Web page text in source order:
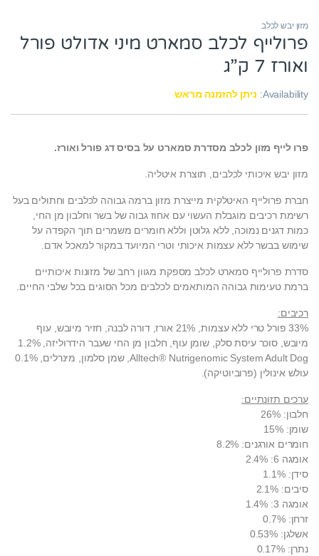
מזון יבש לכלב
פרולייף לכלב סמארט מיני אדולט פורל
ואורז 7 ק”ג
Availability: ניתן להזמנה מראש
פרו לייף מזון לכלב מסדרת סמארט על בסיס דג פורל ואורז.
מזון יבש איכותי לכלבים, תוצרת איטליה.
חברת פרולייף האיטלקית מייצרת מזון ברמה גבוהה לכלבים וחתולים בעל
רשימת רכיבים מוגבלת העשוי עם אחוז גבוה של בשר וחלבון מן החי,
כמות דגנים נמוכה, ללא גלוטן וללא חומרים משמרים תוך הקפדה על
שימוש בבשר ללא עצמות איכותי וטרי המיועד במקור למאכל אדם.
סדרת פרולייף סמארט לכלב מספקת מגוון רחב של מזונות איכותיים
ברמת טעימות גבוהה המותאמים לכלבים מכל הסוגים בכל שלבי החיים.
רכיבים:
33% פורל טרי ללא עצמות, 21% אורז, דורה לבנה, חזיר מיובש, עוף
מיובש, סוכר עיסת סלק, שומן עוף, חלבון מן החי שעבר הידרוליזה, 1.2%
Alltech® Nutrigenomic System Adult Dog, שמן סלמון, מינרלים, 0.1%
עולש אינולין (פרוביוטיקה).
ערכים תזונתיים:
חלבון: 26%
שומן: 15%
חומרים אורגנים: 8.2%
אומגה 6: 2.4%
סידן: 1.1%
סיבים: 2.1%
אומגה 3: 1.4%
זרחן: 0.7%
אשלגן: 0.53%
נתרן: 0.17%